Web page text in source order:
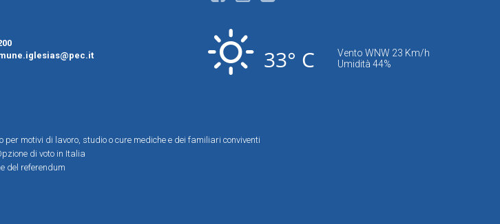
33° C
Vento WNW 23 Km/h
Umidità 44%
per motivi di lavoro, studio o cure mediche e dei familiari conviventi
di voto in Italia
del referendum